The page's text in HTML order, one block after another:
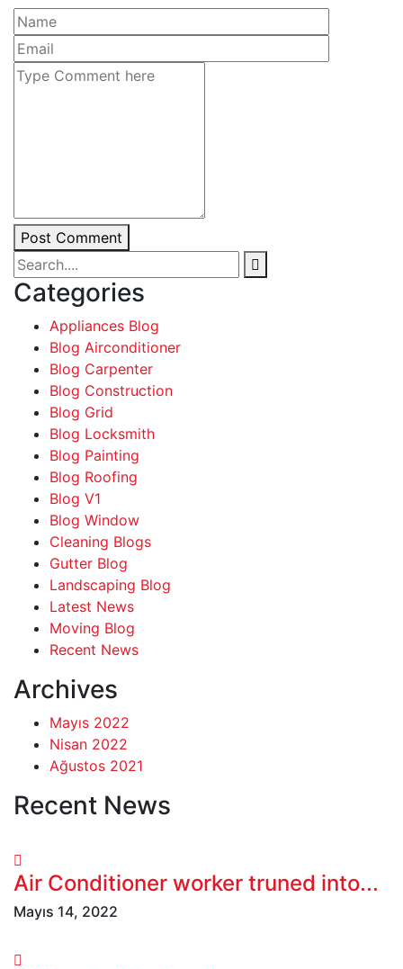
Post Comment
Categories
Appliances Blog
Blog Airconditioner
Blog Carpenter
Blog Construction
Blog Grid
Blog Locksmith
Blog Painting
Blog Roofing
Blog V1
Blog Window
Cleaning Blogs
Gutter Blog
Landscaping Blog
Latest News
Moving Blog
Recent News
Archives
Mayıs 2022
Nisan 2022
Ağustos 2021
Recent News
Air Conditioner worker truned into...
Mayıs 14, 2022